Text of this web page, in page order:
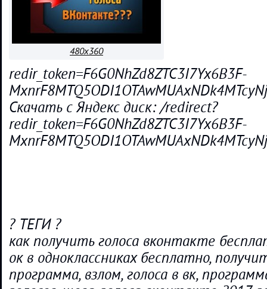
480x360
redir_token=F6G0NhZd8ZTC3I7Yx6B3F-
Скачать с Яндекс диск: /redirect?
redir_token=F6G0NhZd8ZTC3I7Yx6B3F-
? ТЕГИ ?
как получить голоса вконтакте
ок в одноклассниках бесплатно,
программа, взлом, голоса в вк,